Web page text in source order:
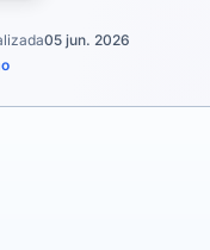
05 jun. 2026